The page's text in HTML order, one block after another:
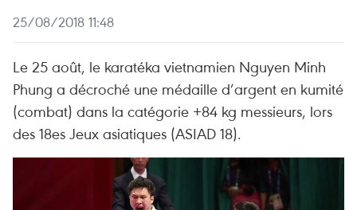
25/08/2018 11:48
Le 25 août, le karatéka vietnamien Nguyen Minh
Phung a décroché une médaille d’argent en kumité
(combat) dans la catégorie +84 kg messieurs, lors
des 18es Jeux asiatiques (ASIAD 18).